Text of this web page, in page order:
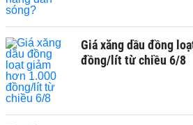
Giá xăng dầu đồng
đồng/lít từ chiều 6/8